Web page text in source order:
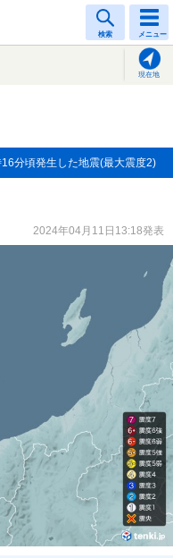
検索 メニュー
現在地
分頃発生した地震(最大震度2)
2024年04月11日13:18発表